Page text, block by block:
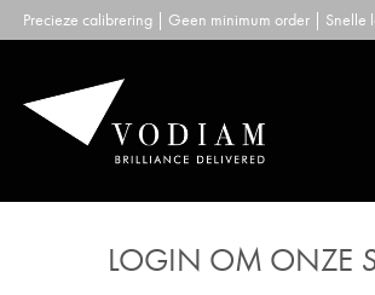
Skip
to
Precieze calibrering | Geen minimum order | Snelle
LOGIN OM ONZE